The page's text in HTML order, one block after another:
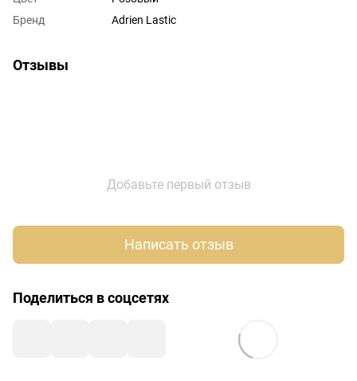
Бренд
Adrien Lastic
Отзывы
Добавьте первый отзыв
Написать отзыв
Поделиться в соцсетях